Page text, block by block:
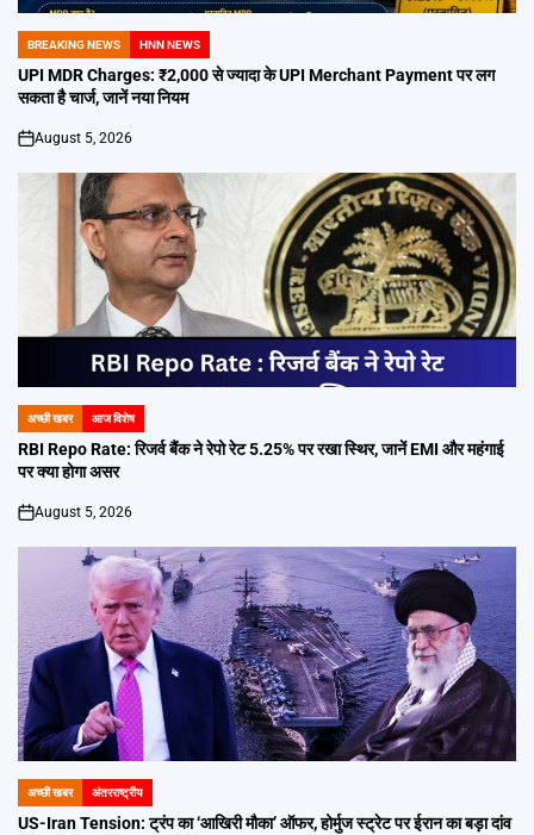
POSTED
IN
BREAKING NEWS HNN NEWS
UPI MDR Charges: ₹2,000 से ज्यादा के UPI Merchant Payment पर लग
सकता है चार्ज, जानें नया नियम
on
August 5, 2026
POSTED
IN
अच्छी खबर आज विशेष
RBI Repo Rate: रिजर्व बैंक ने रेपो रेट 5.25% पर रखा स्थिर, जानें EMI और महंगाई
पर क्या होगा असर
on
August 5, 2026
POSTED
IN
अच्छी खबर अंतरराष्ट्रीय
US-Iran Tension: ट्रंप का ‘आखिरी मौका’ ऑफर, होर्मुज स्ट्रेट पर ईरान का बड़ा दांव